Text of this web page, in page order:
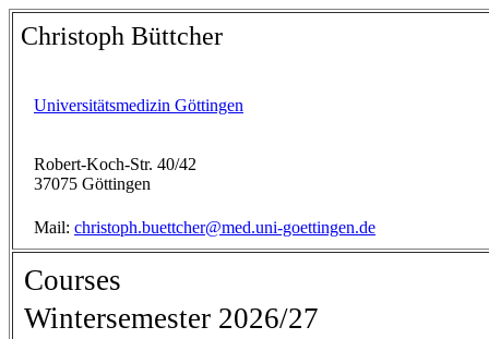
Christoph Büttcher
Universitätsmedizin Göttingen
Robert-Koch-Str. 40/42
37075 Göttingen
Mail: christoph.buettcher@med.uni-goettingen.de
Courses
Wintersemester 2026/27